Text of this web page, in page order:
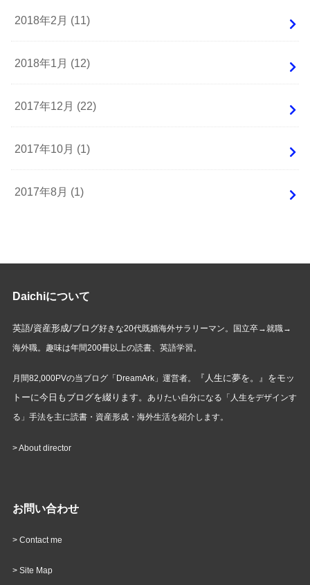
2018年2月 (11)
2018年1月 (12)
2017年12月 (22)
2017年10月 (1)
2017年8月 (1)
Daichiについて
英語/資産形成/ブログ好きな20代既婚海外サラリーマン。国立卒→就職→
海外職。趣味は年間200冊以上の読書、英語学習。
月間82,000PVの当ブログ「DreamArk」運営者。
『人生に夢を。』をモッ
トーに今日もブログを綴ります。 ありたい自分になる「人生をデザインす
る」手法を主に読書・資産形成・海外生活を紹介します。
>About director
お問い合わせ
> Contact me
> Site Map